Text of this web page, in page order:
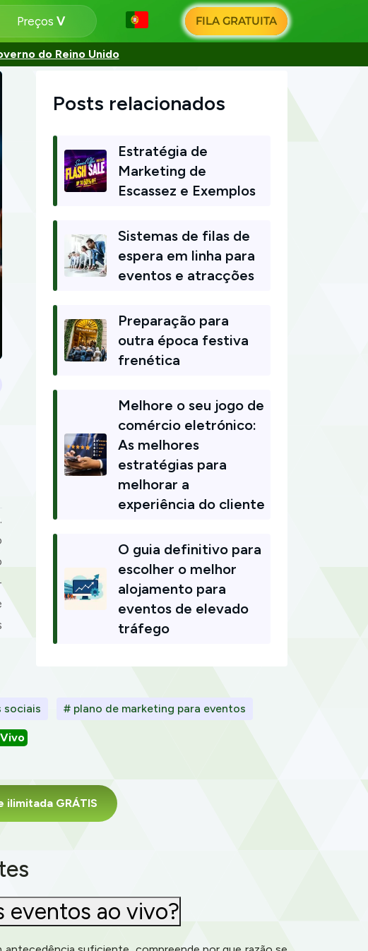
Preços FILA GRATUITA
do Reino Unido
Posts relacionados
Estratégia de
Marketing de
Escassez e Exemplos
Sistemas de filas de
espera em linha para
eventos e atracções
Preparação para
outra época festiva
frenética
Melhore o seu jogo de
comércio eletrónico:
As melhores
estratégias para
melhorar a
experiência do cliente
O guia definitivo para
escolher o melhor
alojamento para
eventos de elevado
tráfego
sociais # plano de marketing para eventos
ilimitada GRÁTIS
eventos ao vivo?